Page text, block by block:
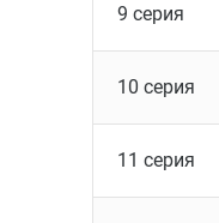
9 серия
10 серия
11 серия